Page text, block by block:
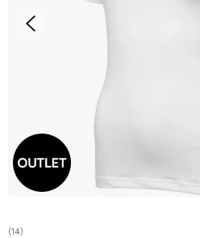
(14)